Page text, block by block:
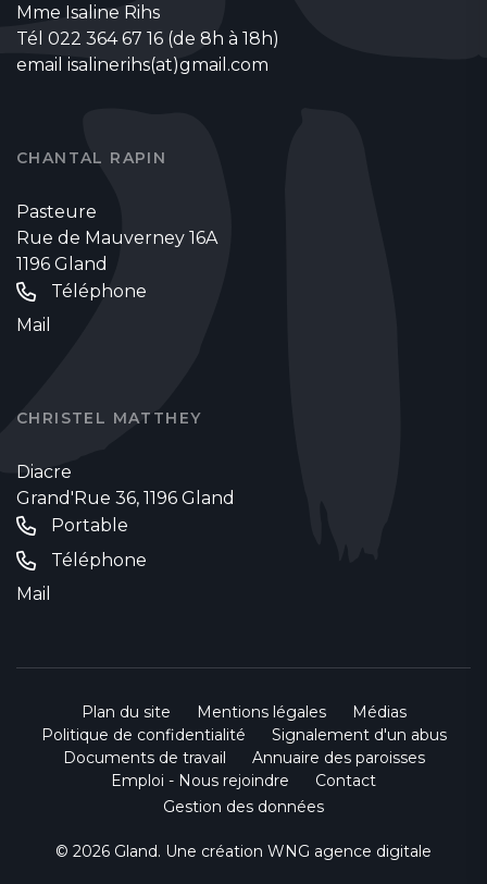
Mme Isaline Rihs
Tél 022 364 67 16 (de 8h à 18h)
email isalinerihs(at)gmail.com
CHANTAL RAPIN
Pasteure
Rue de Mauverney 16A
1196 Gland
Téléphone
Mail
CHRISTEL MATTHEY
Diacre
Grand'Rue 36, 1196 Gland
Portable
Téléphone
Mail
Plan du site Mentions légales
Médias
Politique de confidentialité
Signalement d'un abus
Documents de travail
Annuaire des paroisses
Emploi - Nous rejoindre
Contact
Gestion des données
© 2026 Gland. Une création WNG agence digitale